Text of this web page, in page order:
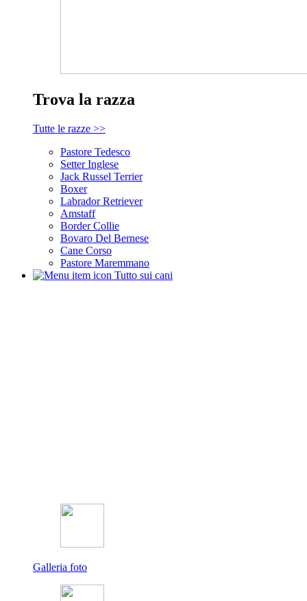
Trova la razza
Tutte le razze >>
Pastore Tedesco
Setter Inglese
Jack Russel Terrier
Boxer
Labrador Retriever
Amstaff
Border Collie
Bovaro Del Bernese
Cane Corso
Pastore Maremmano
Tutto sui cani
Galleria foto